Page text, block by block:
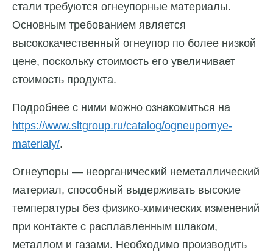
стали требуются огнеупорные материалы.
Основным требованием является
высококачественный огнеупор по более низкой
цене, поскольку стоимость его увеличивает
стоимость продукта.
Подробнее с ними можно ознакомиться на
https://www.sltgroup.ru/catalog/ogneupornye-
materialy/.
Огнеупоры — неорганический неметаллический
материал, способный выдерживать высокие
температуры без физико-химических изменений
при контакте с расплавленным шлаком,
металлом и газами. Необходимо производить